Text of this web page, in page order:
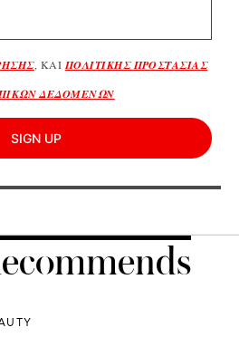
, ΚΑΙΠΟΛΙΤΙΚΗΣ ΠΡΟΣΤΑΣΙΑΣ
ΔΕΔΟΜΕΝΩΝ
SIGN UP